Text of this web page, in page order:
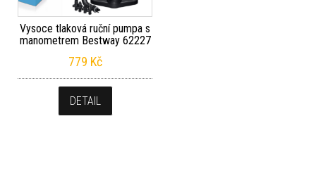
Vysoce tlaková ruční pumpa s
manometrem Bestway 62227
779 Kč
DETAIL